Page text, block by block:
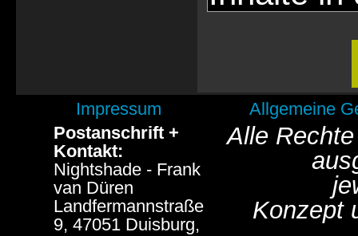
Impressum
Allgemeine
Postanschrift +
Kontakt:
Nightshade - Frank
van Düren
Landfermannstraße
9, 47051 Duisburg,
Alle
Konzept